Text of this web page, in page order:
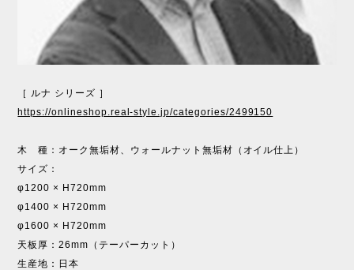
［ ルナ シリーズ ］
https://onlineshop.real-style.jp/categories/2499150
木 種：オーク無垢材、ウォールナット無垢材（オイル仕上）
サイズ：
φ1200 × H720mm
φ1400 × H720mm
φ1600 × H720mm
天板厚：26mm（テーパーカット）
生産地：日本